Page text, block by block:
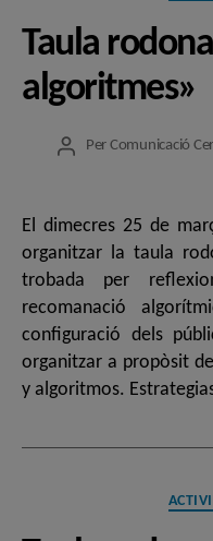
Taula
algoritmes»
Autor
Per Comunicació
El dimecres 25 de
organitzar la taula
trobada per
recomanació
configuració dels
organitzar a propòsit
y algoritmos.